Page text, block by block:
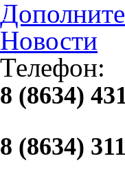
Новости
Телефон:
8 (8634)
8 (8634)